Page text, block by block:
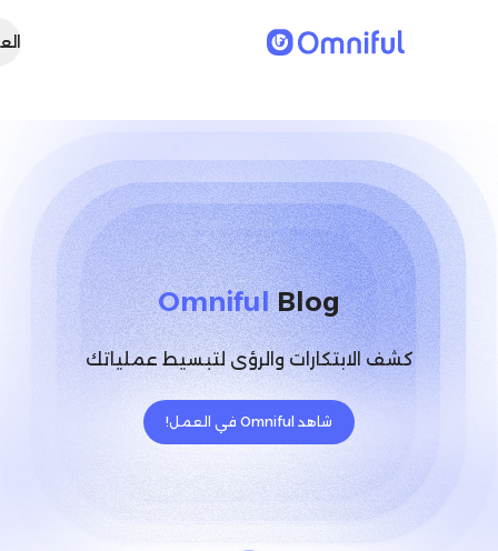
العربية
OmnifulBlog
كشف الابتكارات والرؤى لتبسيط عملياتك
شاهد Omniful في العمل!